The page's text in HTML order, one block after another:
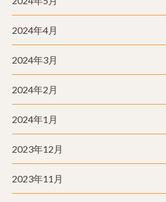
2024年4月
2024年3月
2024年2月
2024年1月
2023年12月
2023年11月